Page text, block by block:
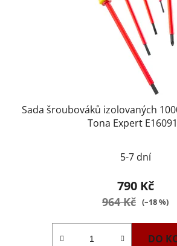
Sada šroubováků izolovaných
Tona Expert
5-7 dní
790 Kč
964 Kč (–18 %)
DO